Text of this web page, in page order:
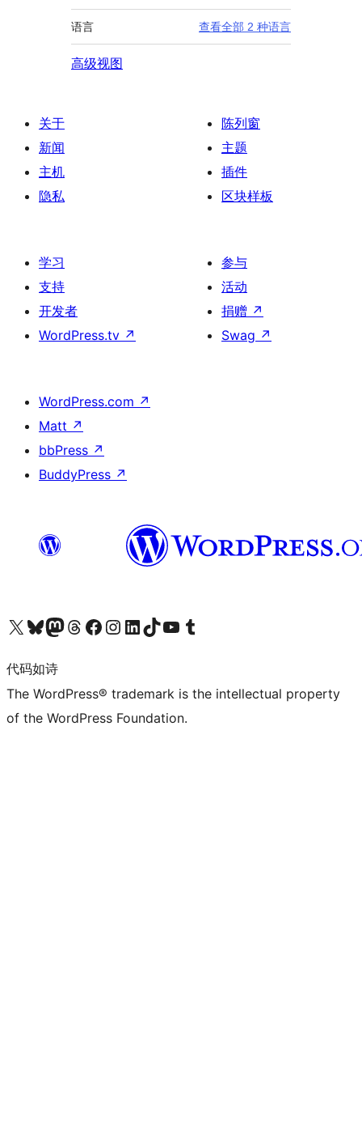
语言 查看全部 2 种语言
高级视图
关于
新闻
主机
隐私
陈列窗
主题
插件
区块样板
学习
支持
开发者
WordPress.tv ↗
参与
活动
捐赠 ↗
Swag ↗
WordPress.com ↗
Matt ↗
bbPress ↗
BuddyPress ↗
关注我们的 X（原 Twitter）账号访问我们的 Bluesky 账号关注我们的 Mastodon 账号访问我们的 Threads 账号 访问我们的 Facebook 公共主页关注我们的 Instagram 账号 关注我们的 LinkedIn 主页访问我们的 TikTok 账号访问我们的 YouTube 频道 访问我们的 Tumblr 账号
代码如诗
The WordPress® trademark is the intellectual property
of the WordPress Foundation.